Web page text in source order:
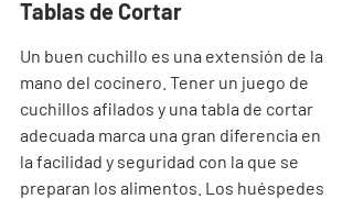
Tablas de Cortar
Un buen cuchillo es una extensión de la
mano del cocinero. Tener un juego de
cuchillos afilados y una tabla de cortar
adecuada marca una gran diferencia en
la facilidad y seguridad con la que se
preparan los alimentos. Los huéspedes